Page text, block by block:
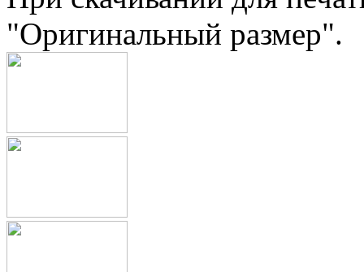
"Оригинальный размер".